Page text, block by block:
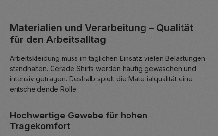
Materialien und Verarbeitung – Qualität
für den Arbeitsalltag
Arbeitskleidung muss im täglichen Einsatz vielen Belastungen
standhalten. Gerade Shirts werden häufig gewaschen und
intensiv getragen. Deshalb spielt die Materialqualität eine
entscheidende Rolle.
Hochwertige Gewebe für hohen
Tragekomfort